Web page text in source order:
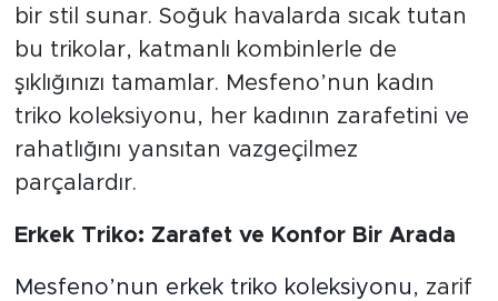
bir stil sunar. Soğuk havalarda sıcak tutan
bu trikolar, katmanlı kombinlerle de
şıklığınızı tamamlar. Mesfeno’nun kadın
triko koleksiyonu, her kadının zarafetini ve
rahatlığını yansıtan vazgeçilmez
parçalardır.
Erkek Triko: Zarafet ve Konfor Bir Arada
Mesfeno’nun erkek triko koleksiyonu , zarif